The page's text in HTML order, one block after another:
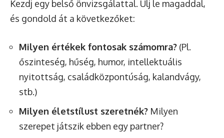
Kezdj egy belső önvizsgálattal. Ülj le magaddal,
és gondold át a következőket:
Milyen értékek fontosak számomra? (Pl.
őszinteség, hűség, humor, intellektuális
nyitottság, családközpontúság, kalandvágy,
stb.)
Milyen életstílust szeretnék? Milyen
szerepet játszik ebben egy partner?